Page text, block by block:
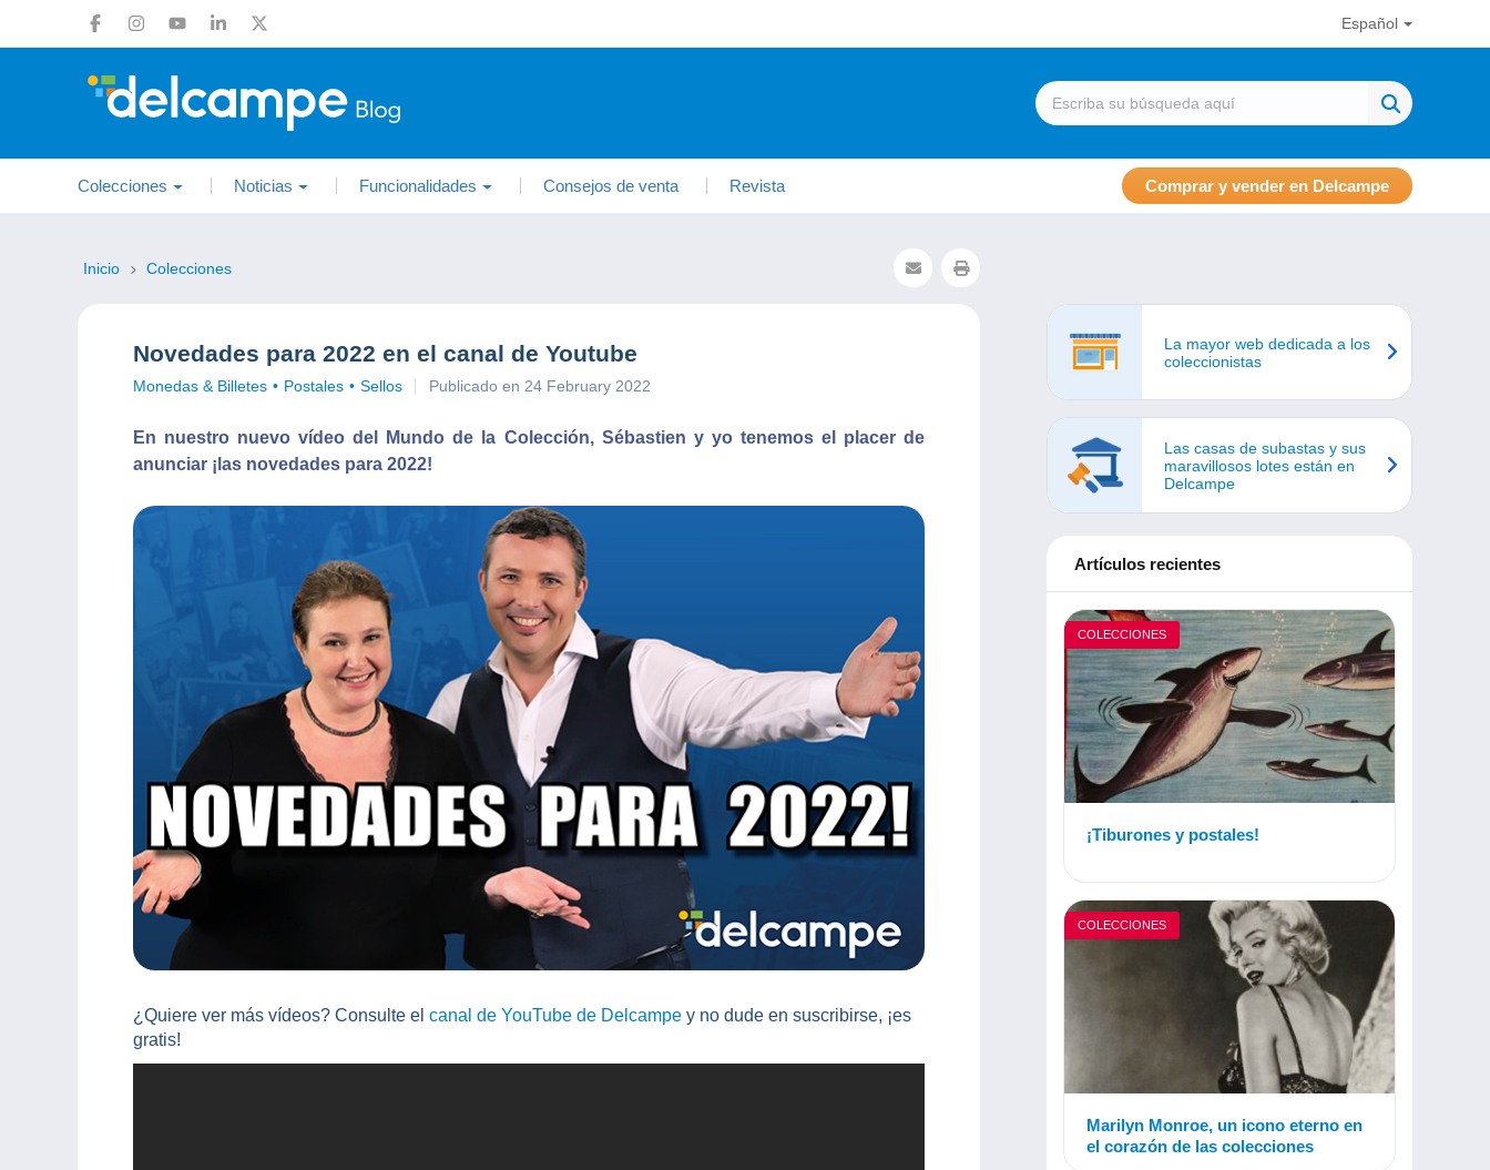
Español
Colecciones Noticias Funcionalidades Consejos de venta Revista Comprar y vender en Delcampe
Inicio Colecciones
Novedades para 2022 en el canal de Youtube
Monedas & Billetes Postales Sellos Publicado en 24 February 2022
En nuestro nuevo vídeo del Mundo de la Colección, Sébastien y yo tenemos el placer de
anunciar ¡las novedades para 2022!
¿Quiere ver más vídeos? Consulte el canal de YouTube de Delcampe y no dude en suscribirse, ¡es
gratis!
La mayor web dedicada a los
coleccionistas
Las casas de subastas y sus
maravillosos lotes están en
Delcampe
Artículos recientes
COLECCIONES
¡Tiburones y postales!
COLECCIONES
Marilyn Monroe, un icono eterno en
el corazón de las colecciones